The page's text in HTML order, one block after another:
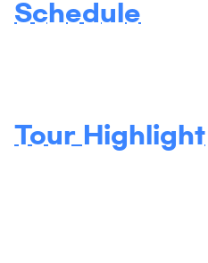
Schedule
Tour Highlight